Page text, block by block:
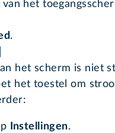
het
.
het scherm is niet
het toestel om
Instellingen.